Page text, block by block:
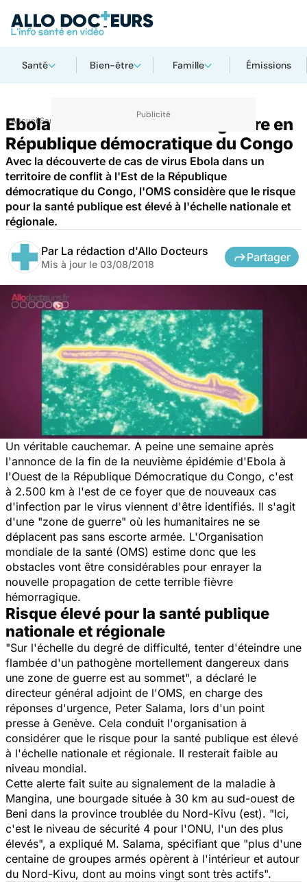
Santé Bien-être Famille Émissions
AccueilSanté
Ebola : des cas en zone de guerre en
République démocratique du Congo
Avec la découverte de cas de virus Ebola dans un
territoire de conflit à l'Est de la République
démocratique du Congo, l'OMS considère que le risque
pour la santé publique est élevé à l'échelle nationale et
régionale.
Par La rédaction d'Allo Docteurs
Mis à jour le 03/08/2018
Partager
Un véritable cauchemar. A peine une semaine après
l'annonce de la fin de la neuvième épidémie d'Ebola à
l'Ouest de la République Démocratique du Congo, c'est
à 2.500 km à l'est de ce foyer que de nouveaux cas
d'infection par le virus viennent d'être identifiés. Il s'agit
d'une "zone de guerre" où les humanitaires ne se
déplacent pas sans escorte armée. L'Organisation
mondiale de la santé (OMS) estime donc que les
obstacles vont être considérables pour enrayer la
nouvelle propagation de cette terrible fièvre
hémorragique.
Risque élevé pour la santé publique
nationale et régionale
"Sur l'échelle du degré de difficulté, tenter d'éteindre une
flambée d'un pathogène mortellement dangereux dans
une zone de guerre est au sommet", a déclaré le
directeur général adjoint de l'OMS, en charge des
réponses d'urgence, Peter Salama, lors d'un point
presse à Genève. Cela conduit l'organisation à
considérer que le risque pour la santé publique est élevé
à l'échelle nationale et régionale. Il resterait faible au
niveau mondial.
Cette alerte fait suite au signalement de la maladie à
Mangina, une bourgade située à 30 km au sud-ouest de
Beni dans la province troublée du Nord-Kivu (est). "Ici,
c'est le niveau de sécurité 4 pour l'ONU, l'un des plus
élevés", a expliqué M. Salama, spécifiant que "plus d'une
centaine de groupes armés opèrent à l'intérieur et autour
du Nord-Kivu, dont au moins vingt sont très actifs".